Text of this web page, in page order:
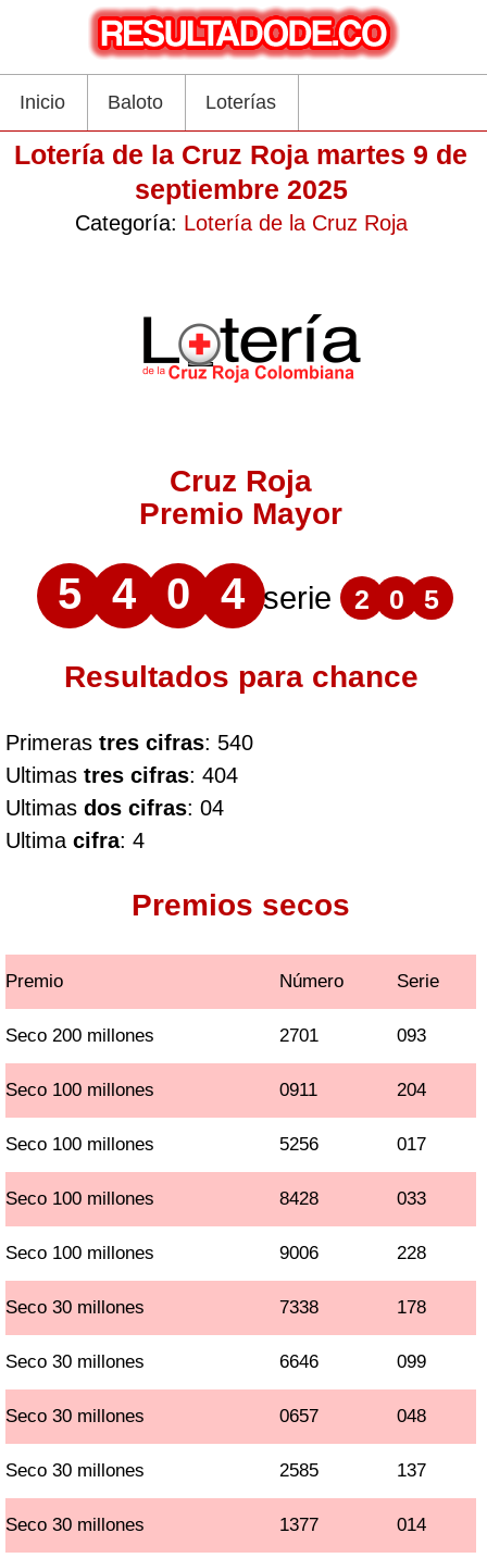
Inicio Baloto Loterías
Lotería de la Cruz Roja martes 9 de
septiembre 2025
Categoría: Lotería de la Cruz Roja
Cruz Roja
Premio Mayor
5 4 0 4 serie 2 0 5
Resultados para chance
Primeras tres cifras: 540
Ultimas tres cifras: 404
Ultimas dos cifras: 04
Ultima cifra: 4
Premios secos
Premio Número Serie
Seco 200 millones 2701 093
Seco 100 millones 0911 204
Seco 100 millones 5256 017
Seco 100 millones 8428 033
Seco 100 millones 9006 228
Seco 30 millones 7338 178
Seco 30 millones 6646 099
Seco 30 millones 0657 048
Seco 30 millones 2585 137
Seco 30 millones 1377 014